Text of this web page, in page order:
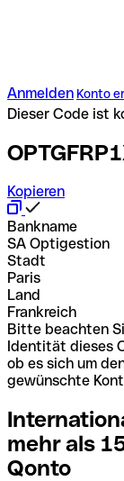
Anmelden Konto
Dieser Code ist
Kopieren
Bankname
SA Optigestion
Stadt
Paris
Land
Frankreich
Bitte beachten
Identität dieses
ob es sich um
gewünschte
mehr als
Qonto